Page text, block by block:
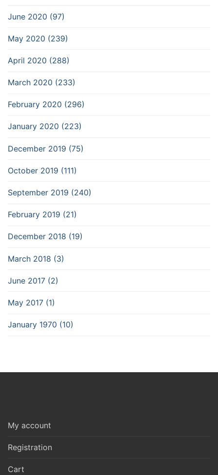
June 2020 (97)
May 2020 (239)
April 2020 (288)
March 2020 (233)
February 2020 (296)
January 2020 (223)
December 2019 (75)
October 2019 (111)
September 2019 (240)
February 2019 (21)
December 2018 (19)
March 2018 (3)
June 2017 (2)
May 2017 (1)
January 1970 (10)
My account
Registration
Cart